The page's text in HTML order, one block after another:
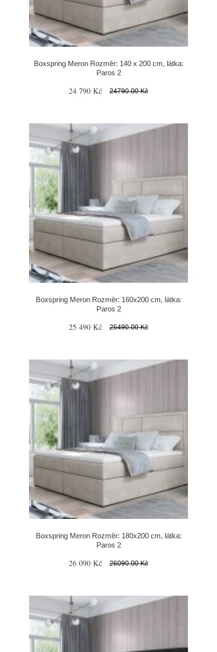
Boxspring Meron Rozměr: 140 x 200 cm, látka:
Paros 2
24 790 Kč 24790.00 Kč
Boxspring Meron Rozměr: 160x200 cm, látka:
Paros 2
25 490 Kč 25490.00 Kč
Boxspring Meron Rozměr: 180x200 cm, látka:
Paros 2
26 090 Kč 26090.00 Kč